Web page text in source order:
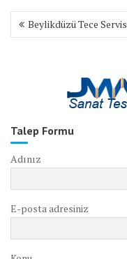
Yazı
gezinmesi
Beylikdüzü Tece Servis
Talep Formu
Adınız
E-posta adresiniz